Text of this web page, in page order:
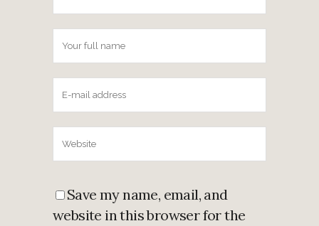
Save my name, email, and
website in this browser for the